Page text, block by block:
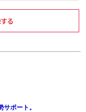
ポート。